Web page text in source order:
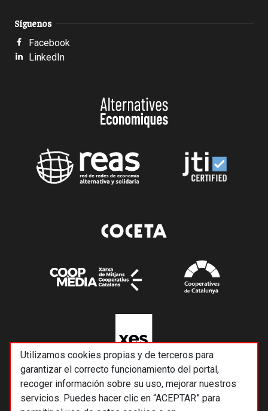
Utilizamos cookies propias y de terceros para
garantizar el correcto funcionamiento del portal,
recoger información sobre su uso, mejorar nuestros
servicios. Puedes hacer clic en “ACEPTAR” para
Síguenos
Facebook
LinkedIn